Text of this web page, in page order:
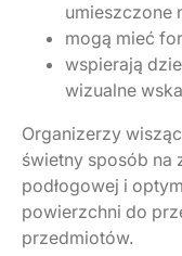
umieszczone
mogą mieć
wspierają
wizualne
Organizerzy
świetny sposób na
podłogowej i
powierzchni do
przedmiotów.